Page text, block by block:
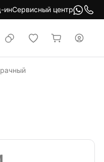
инСервисный центр